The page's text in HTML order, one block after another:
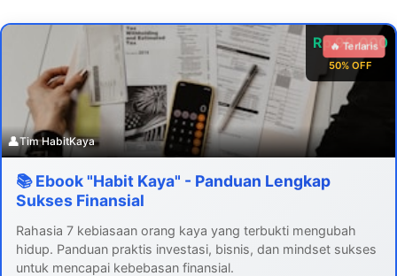
Rp 99.000
50% OFF
🔥 Terlaris
👤Tim HabitKaya
📚 Ebook "Habit Kaya" - Panduan Lengkap
Sukses Finansial
Rahasia 7 kebiasaan orang kaya yang terbukti mengubah
hidup. Panduan praktis investasi, bisnis, dan mindset sukses
untuk mencapai kebebasan finansial.